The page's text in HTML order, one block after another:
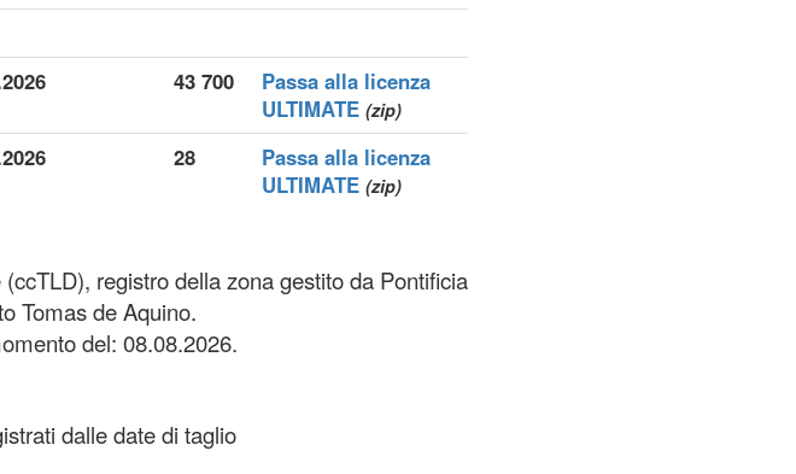
43 700
Passa alla licenza
ULTIMATE (zip)
28
Passa alla licenza
ULTIMATE (zip)
registro della zona gestito da Pontificia
Tomas de Aquino.
del: 08.08.2026.
dalle date di taglio